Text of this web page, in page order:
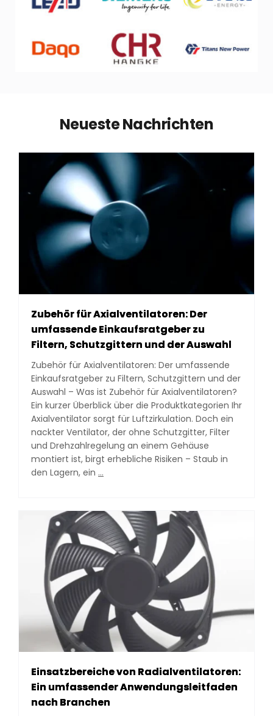
Neueste Nachrichten
Zubehör für Axialventilatoren: Der
umfassende Einkaufsratgeber zu
Filtern, Schutzgittern und der Auswahl
Zubehör für Axialventilatoren: Der umfassende
Einkaufsratgeber zu Filtern, Schutzgittern und der
Auswahl – Was ist Zubehör für Axialventilatoren?
Ein kurzer Überblick über die Produktkategorien Ihr
Axialventilator sorgt für Luftzirkulation. Doch ein
nackter Ventilator, der ohne Schutzgitter, Filter
und Drehzahlregelung an einem Gehäuse
montiert ist, birgt erhebliche Risiken – Staub in
den Lagern, ein …
The
Complete
Buyer’s
Guide
to
&
Selection
Einsatzbereiche von Radialventilatoren:
Ein umfassender Anwendungsleitfaden
nach Branchen